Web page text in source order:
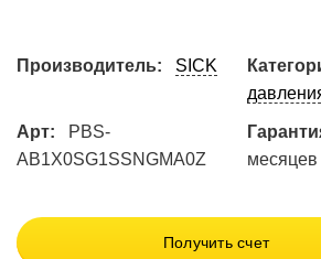
Производитель: SICK
Арт:
PBS-
AB1X0SG1SSNGMA0Z
месяцев
Получить счет